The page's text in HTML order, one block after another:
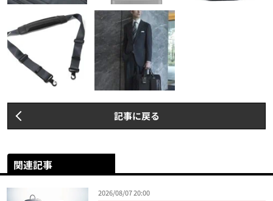
記事に戻る
関連記事
2026/08/07 20:00